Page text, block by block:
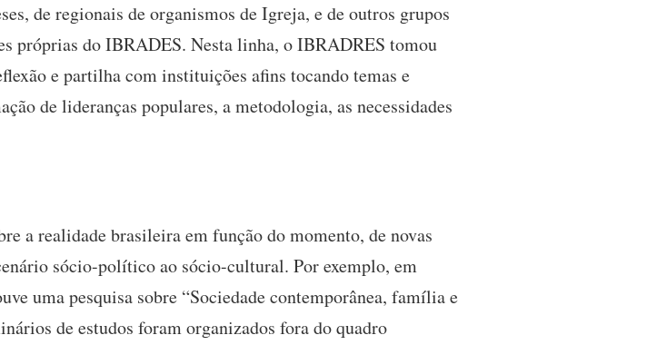
de regionais de organismos de Igreja, e de outros grupos
próprias do IBRADES. Nesta linha, o IBRADRES tomou
e partilha com instituições afins tocando temas e
de lideranças populares, a metodologia, as necessidades
a realidade brasileira em função do momento, de novas
sócio-político ao sócio-cultural. Por exemplo, em
uma pesquisa sobre “Sociedade contemporânea, família e
de estudos foram organizados fora do quadro